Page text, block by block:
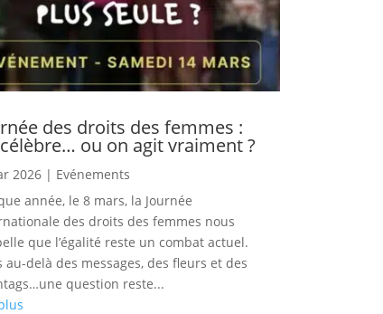
des droits des femmes :
ou on agit vraiment ?
2026| Evénements
année, le 8 mars, la Journée
des droits des femmes nous
que l’égalité reste un combat actuel.
au-delà des messages, des fleurs et des
question reste...